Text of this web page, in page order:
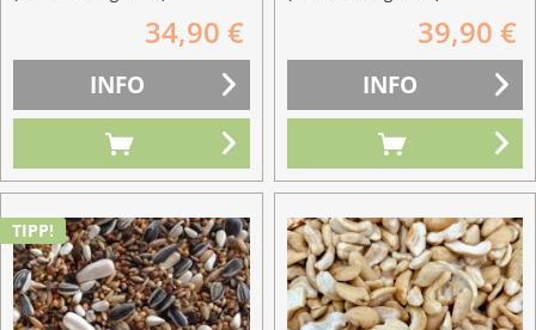
34,90 €
INFO
39,90 €
INFO
TIPP!